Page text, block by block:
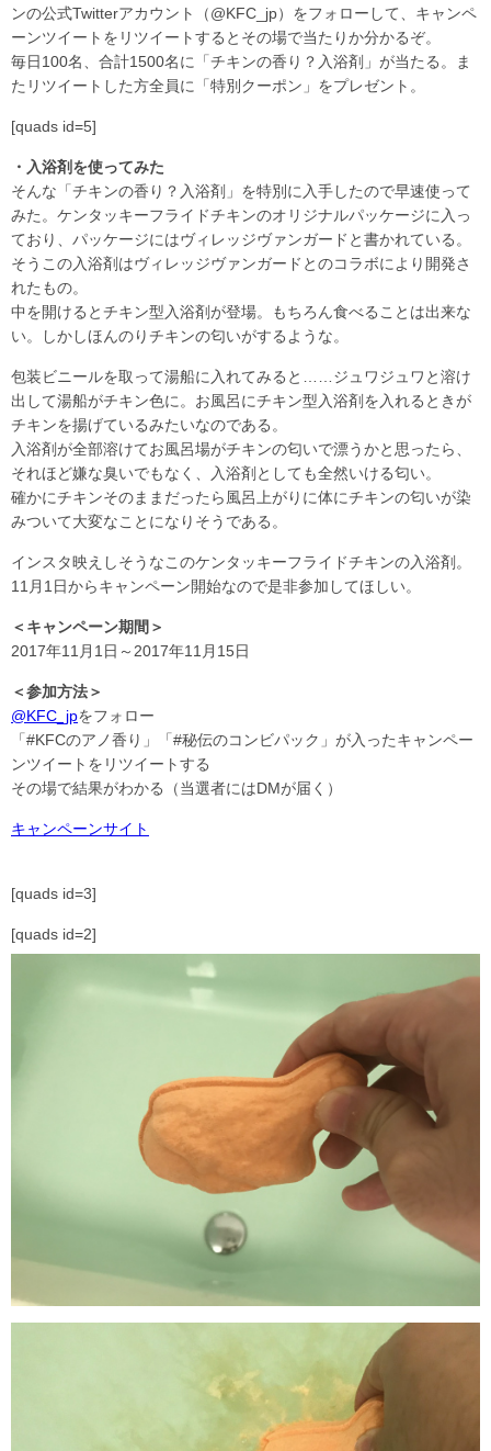
ンの公式Twitterアカウント（@KFC_jp）をフォローして、キャンペ
ーンツイートをリツイートするとその場で当たりか分かるぞ。
毎日100名、合計1500名に「チキンの香り？入浴剤」が当たる。ま
たリツイートした方全員に「特別クーポン」をプレゼント。
[quads id=5]
・入浴剤を使ってみた
そんな「チキンの香り？入浴剤」を特別に入手したので早速使って
みた。ケンタッキーフライドチキンのオリジナルパッケージに入っ
ており、パッケージにはヴィレッジヴァンガードと書かれている。
そうこの入浴剤はヴィレッジヴァンガードとのコラボにより開発さ
れたもの。
中を開けるとチキン型入浴剤が登場。もちろん食べることは出来な
い。しかしほんのりチキンの匂いがするような。
包装ビニールを取って湯船に入れてみると……ジュワジュワと溶け
出して湯船がチキン色に。お風呂にチキン型入浴剤を入れるときが
チキンを揚げているみたいなのである。
入浴剤が全部溶けてお風呂場がチキンの匂いで漂うかと思ったら、
それほど嫌な臭いでもなく、入浴剤としても全然いける匂い。
確かにチキンそのままだったら風呂上がりに体にチキンの匂いが染
みついて大変なことになりそうである。
インスタ映えしそうなこのケンタッキーフライドチキンの入浴剤。
11月1日からキャンペーン開始なので是非参加してほしい。
＜キャンペーン期間＞
2017年11月1日～2017年11月15日
＜参加方法＞
@KFC_jpをフォロー
「#KFCのアノ香り」「#秘伝のコンビパック」が入ったキャンペー
ンツイートをリツイートする
その場で結果がわかる（当選者にはDMが届く）
キャンペーンサイト
[quads id=3]
[quads id=2]